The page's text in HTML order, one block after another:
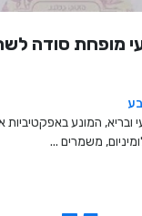
מופחת סודה
100% טבעי ובריא, המונע
משמרים ...